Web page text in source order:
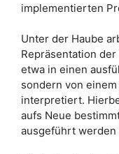
implementierten
Unter der Haube
Repräsentation
etwa in einen
sondern von
interpretiert.
aufs Neue
ausgeführt werden